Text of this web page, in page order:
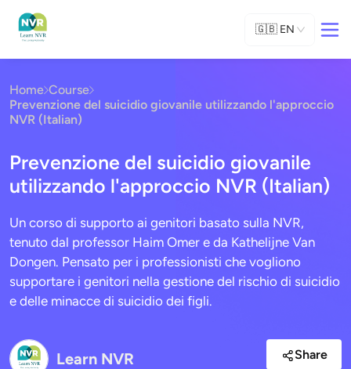
🇬🇧 EN
Home Course
Prevenzione del suicidio giovanile utilizzando l'approccio
NVR (Italian)
Prevenzione del suicidio giovanile
utilizzando l'approccio NVR (Italian)
Un corso di supporto ai genitori basato sulla NVR,
tenuto dal professor Haim Omer e da Kathelijne Van
Dongen. Pensato per i professionisti che vogliono
supportare i genitori nella gestione del rischio di suicidio
e delle minacce di suicidio dei figli.
Learn NVR Share